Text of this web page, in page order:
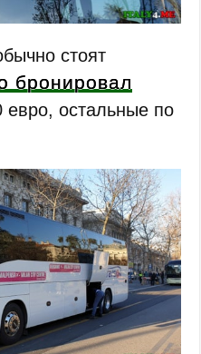
стоят
бронировал
евро, остальные по